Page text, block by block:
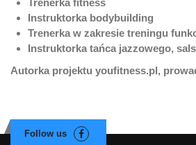
Trenerka fitness
Instruktorka bodybuilding
Trenerka w zakresie treningu
Instruktorka tańca jazzowego,
Autorka projektu youfitness.pl,